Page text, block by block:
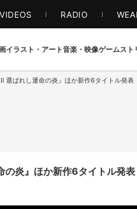
VIDEOS RADIO
イラスト・アート音楽・映像ゲームスト
選ばれし運命の炎』ほか新作6タイトル発
の炎』ほか新作6タイトル発